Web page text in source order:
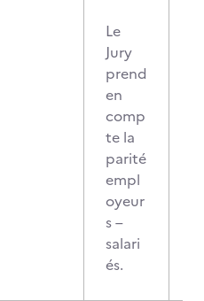
Le
Jury
prend
en
comp
te la
parité
empl
oyeur
s –
salari
és.